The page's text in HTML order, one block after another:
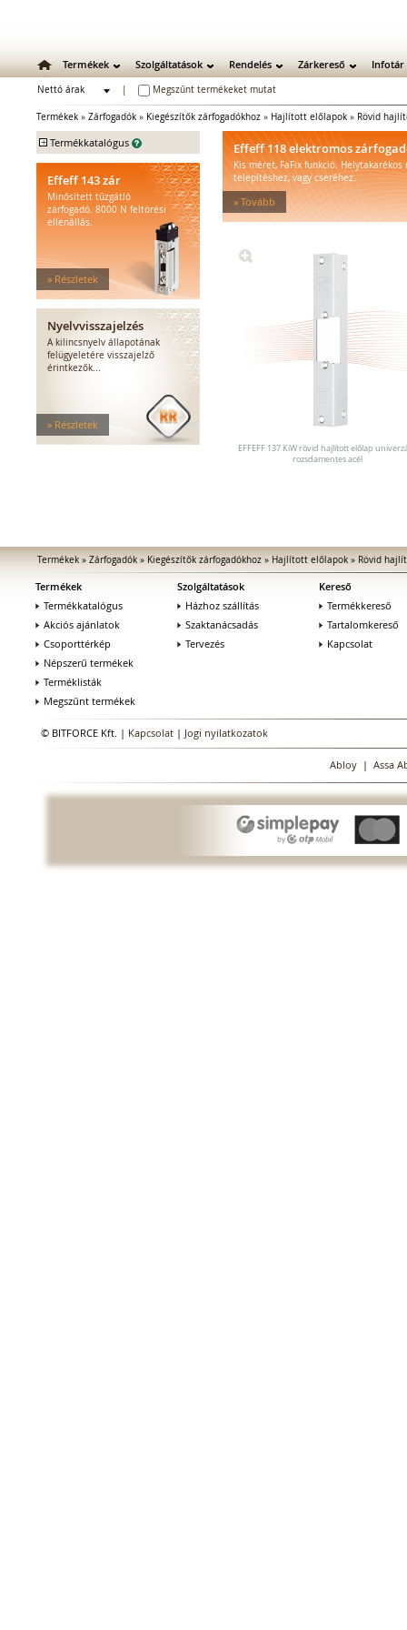
Termékek Szolgáltatások Rendelés Zárkereső Infotár
Nettó árak
Megszűnt termékeket mutat
Termékek » Zárfogadók » Kiegészítők zárfogadókhoz » Hajlított előlapok » Rövid
+ Termékkatalógus
Mechanikus bevéső zárak
Zárbetétek
Lakatok
Zárpajzsok
Mechanikus kiegészítők
Elektromos zárak
Elektromos bevéső zárak
Zárfogadók
Standard zárfogadók
Vízálló zárfogadók
Tűzgátló zárfogadók
Nagy biztonságú zárfogadók
Zárfogadók üvegajtókhoz
MEDIATOR biztonsági zárak
Elektromágnesek
Elektromos zár kiegészítők
Effeff 143 zár
Minősített tűzgátló
zárfogadó. 8000 N feltörési
ellenállás.
» Részletek
Nyelvvisszajelzés
A kilincsnyelv állapotának
felügyeletére visszajelző
érintkezők...
» Részletek
Effeff 118 elektromos
Kis méret, FaFix funkció. Helytakarékos
telepítéshez, vagy cseréhez.
» Tovább
EFFEFF 137 KiW rövid hajlított előlap
rozsdamentes acél
Termékek» Zárfogadók» Kiegészítők zárfogadókhoz» Hajlított előlapok» Rövid
Termékek
Termékkatalógus
Akciós ajánlatok
Csoporttérkép
Népszerű termékek
Terméklisták
Megszűnt termékek
Szolgáltatások
Házhoz szállítás
Szaktanácsadás
Tervezés
Kereső
Termékkereső
Tartalomkereső
Kapcsolat
© BITFORCE Kft. | Kapcsolat | Jogi nyilatkozatok
Abloy| Assa